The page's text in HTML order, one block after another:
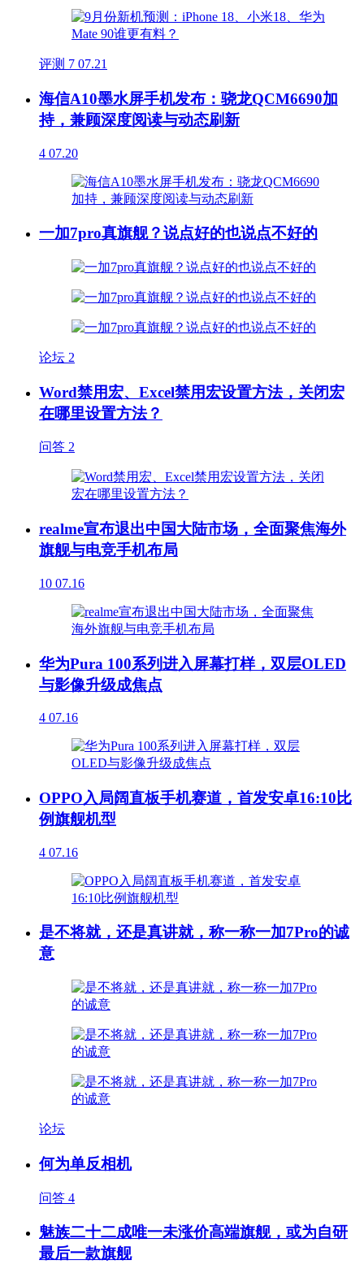
评测 7 07.21
海信A10墨水屏手机发布：骁龙QCM6690加
持，兼顾深度阅读与动态刷新
4 07.20
一加7pro真旗舰？说点好的也说点不好的
论坛 2
Word禁用宏、Excel禁用宏设置方法，关闭宏
在哪里设置方法？
问答 2
realme宣布退出中国大陆市场，全面聚焦海外
旗舰与电竞手机布局
10 07.16
华为Pura 100系列进入屏幕打样，双层OLED
与影像升级成焦点
4 07.16
OPPO入局阔直板手机赛道，首发安卓16:10比
例旗舰机型
4 07.16
是不将就，还是真讲就，称一称一加7Pro的诚
意
论坛
何为单反相机
问答 4
魅族二十二成唯一未涨价高端旗舰，或为自研
最后一款旗舰